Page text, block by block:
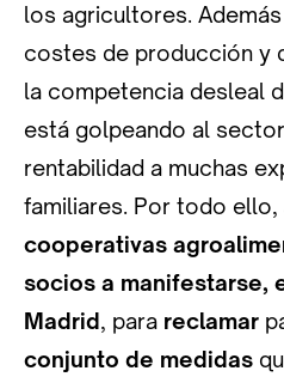
los agricultores.
costes de producción y
la competencia desleal
está golpeando al
rentabilidad a muchas
familiares. Por todo ello,
cooperativas
socios a manifestarse,
Madrid, para reclamar
conjunto de medidas